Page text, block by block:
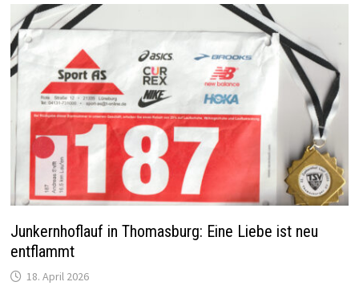
Junkernhoflauf in Thomasburg: Eine Liebe ist neu
entflammt
18. April 2026